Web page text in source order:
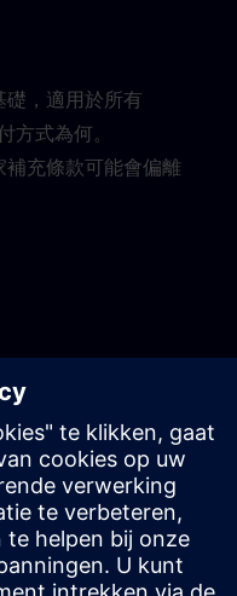
礎，適用於所有
方式為何。
充條款可能會偏離
課程